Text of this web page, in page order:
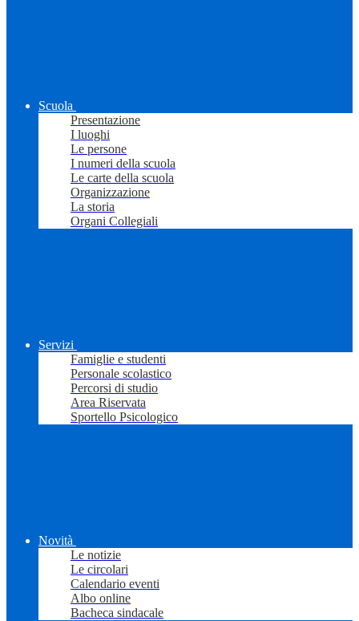
Scuola
Presentazione
I luoghi
Le persone
I numeri della scuola
Le carte della scuola
Organizzazione
La storia
Organi Collegiali
Servizi
Famiglie e studenti
Personale scolastico
Percorsi di studio
Area Riservata
Sportello Psicologico
Novità
Le notizie
Le circolari
Calendario eventi
Albo online
Bacheca sindacale